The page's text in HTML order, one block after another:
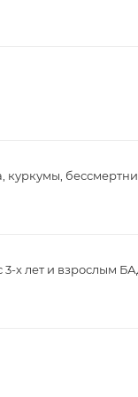
куркумы,
3-х лет и взрослым